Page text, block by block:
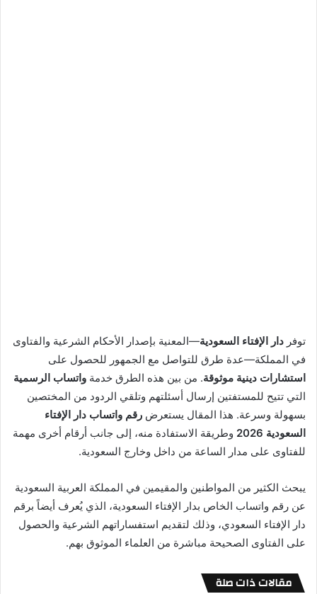
توفر دار الإفتاء السعودية—المعنية بإصدار الأحكام الشرعية والفتاوى
في المملكة—عدة طرق للتواصل مع الجمهور للحصول على
استشارات دينية موثوقة. من بين هذه الطرق خدمة واتساب الرسمية
التي تتيح للمستفتين إرسال أسئلتهم وتلقي الردود من المختصين
بسهولة وسرعة. هذا المقال يستعرض رقم واتساب دار الإفتاء
السعودية 2026
وطريقة الاستفادة منه، إلى جانب أرقام أخرى مهمة
للفتاوى على مدار الساعة من داخل وخارج السعودية.
يبحث الكثير من المواطنين والمقيمين في المملكة العربية السعودية
عن رقم واتساب الخاص بدار الإفتاء السعودية، الذي يُعرف أيضاً برقم
دار الإفتاء السعودي، وذلك لتقديم استفساراتهم الشرعية والحصول
على الفتاوى الصحيحة مباشرة من العلماء الموثوق بهم.
مقالات ذات صلة